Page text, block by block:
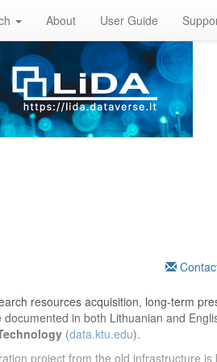
About User Guide
resources acquisition, long-term
in both Lithuanian and
(data.ktu.edu).
project from the old infrastructure is